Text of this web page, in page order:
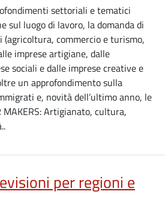
settoriali e tematici
sul luogo di lavoro, la domanda di
commercio e turismo,
imprese artigiane, dalle
sociali e dalle imprese creative e
un approfondimento sulla
e, novità dell’ultimo anno, le
MAKERS: Artigianato, cultura,
per regioni e